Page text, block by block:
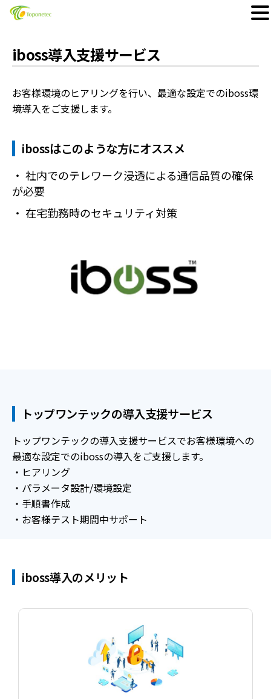
content
iboss導入支援サービス
お客様環境のヒアリングを行い、最適な設定でのiboss環
境導入をご支援します。
ibossはこのような方にオススメ
・ 社内でのテレワーク浸透による通信品質の確保
が必要
・ 在宅勤務時のセキュリティ対策
トップワンテックの導入支援サービス
トップワンテックの導入支援サービスでお客様環境への
最適な設定でのibossの導入をご支援します。
・ヒアリング
・パラメータ設計/環境設定
・手順書作成
・お客様テスト期間中サポート
iboss導入のメリット